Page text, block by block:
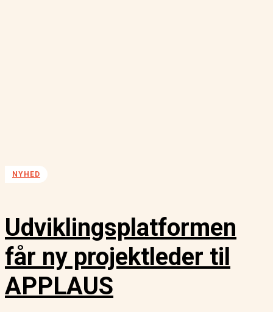
NYHED
Udviklingsplatformen
får ny projektleder til
APPLAUS